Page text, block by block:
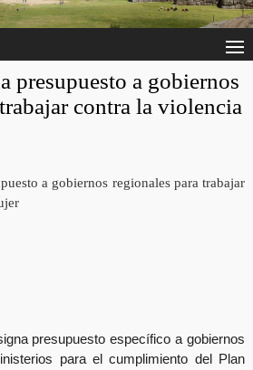
presupuesto a gobiernos
contra la violencia
presupuesto específico a gobiernos
para el cumplimiento del Plan